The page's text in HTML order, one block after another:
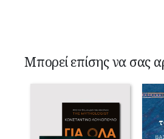
Μπορεί επίσης να σας